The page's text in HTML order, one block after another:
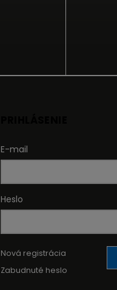
E-mail
Heslo
Nová registrácia
Zabudnuté heslo